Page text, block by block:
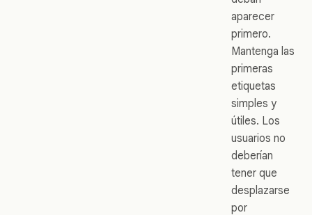
aparecer
primero.
Mantenga las
primeras
etiquetas
simples y
útiles. Los
usuarios no
deberían
tener que
desplazarse
por